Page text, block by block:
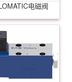
电磁阀